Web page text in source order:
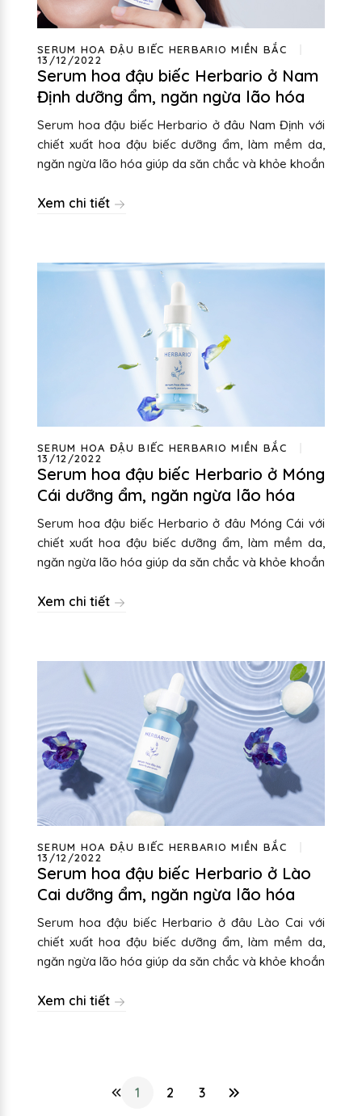
SERUM HOA ĐẬU BIẾC HERBARIO MIỀN BẮC
13/12/2022
Serum hoa đậu biếc Herbario ở Nam
Định dưỡng ẩm, ngăn ngừa lão hóa
Serum hoa đậu biếc Herbario ở đâu Nam Định với
chiết xuất hoa đậu biếc dưỡng ẩm, làm mềm da,
ngăn ngừa lão hóa giúp da săn chắc và khỏe khoắn
Xem chi tiết
SERUM HOA ĐẬU BIẾC HERBARIO MIỀN BẮC
13/12/2022
Serum hoa đậu biếc Herbario ở Móng
Cái dưỡng ẩm, ngăn ngừa lão hóa
Serum hoa đậu biếc Herbario ở đâu Móng Cái với
chiết xuất hoa đậu biếc dưỡng ẩm, làm mềm da,
ngăn ngừa lão hóa giúp da săn chắc và khỏe khoắn
Xem chi tiết
SERUM HOA ĐẬU BIẾC HERBARIO MIỀN BẮC
13/12/2022
Serum hoa đậu biếc Herbario ở Lào
Cai dưỡng ẩm, ngăn ngừa lão hóa
Serum hoa đậu biếc Herbario ở đâu Lào Cai với
chiết xuất hoa đậu biếc dưỡng ẩm, làm mềm da,
ngăn ngừa lão hóa giúp da săn chắc và khỏe khoắn
Xem chi tiết
1 2 3